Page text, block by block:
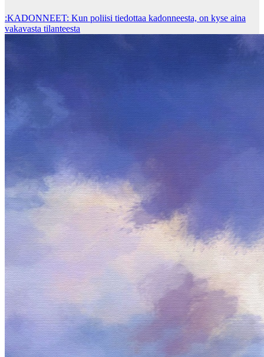
:KADONNEET: Kun poliisi tiedottaa kadonneesta, on kyse aina
vakavasta tilanteesta